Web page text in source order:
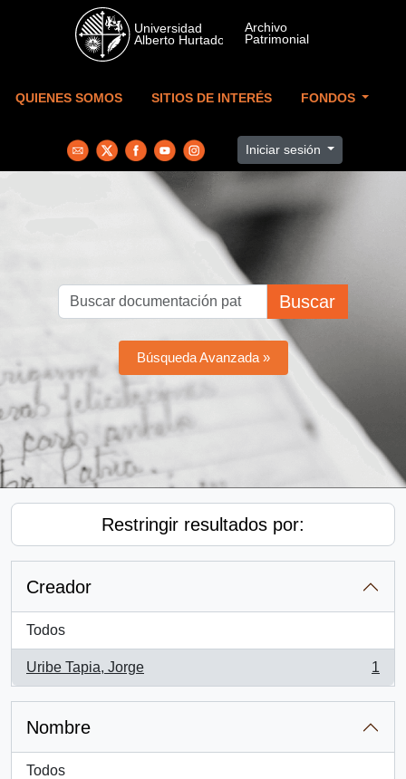
Skip to main content
QUIENES SOMOS SITIOS DE INTERÉS FONDOS
Iniciar sesión
Buscar
Búsqueda Avanzada »
Restringir resultados por:
Creador
Todos
Uribe Tapia, Jorge
, 1 resultados
1
Nombre
Todos